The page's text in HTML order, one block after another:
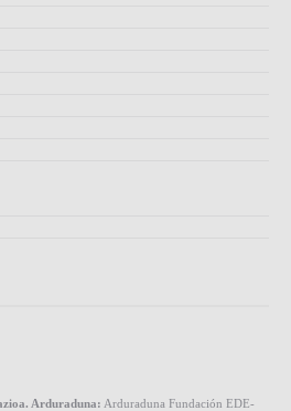
Arduraduna: Arduraduna Fundación EDE-